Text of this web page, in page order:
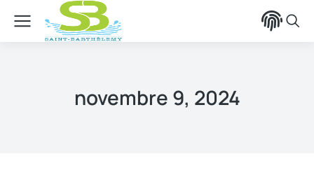
principal
novembre 9, 2024